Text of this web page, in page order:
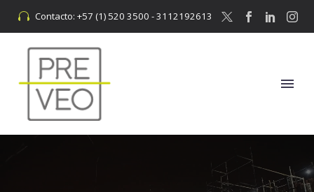

 Contacto: +57 (1) 520 3500 - 3112192613